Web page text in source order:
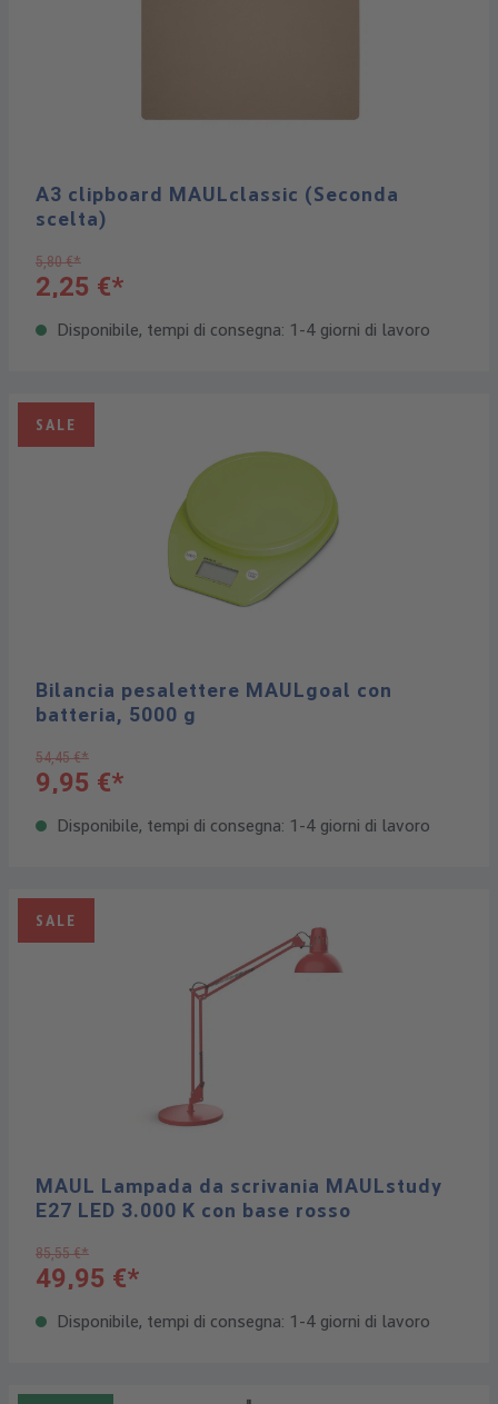
A3 clipboard MAULclassic (Seconda
scelta)
5,80 €*
2,25 €*
Disponibile, tempi di consegna: 1-4 giorni di lavoro
SALE
Bilancia pesalettere MAULgoal con
batteria, 5000 g
54,45 €*
9,95 €*
Disponibile, tempi di consegna: 1-4 giorni di lavoro
SALE
MAUL Lampada da scrivania MAULstudy
E27 LED 3.000 K con base rosso
85,55 €*
49,95 €*
Disponibile, tempi di consegna: 1-4 giorni di lavoro